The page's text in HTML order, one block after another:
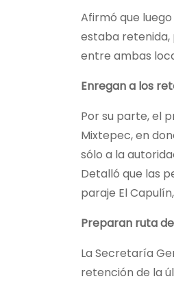
Afirmó que
estaba retenida,
entre ambas
Enregan a los
Por su parte, el
Mixtepec, en
sólo a la
Detalló que las
paraje El
Preparan ruta
La Secretaría
retención de la